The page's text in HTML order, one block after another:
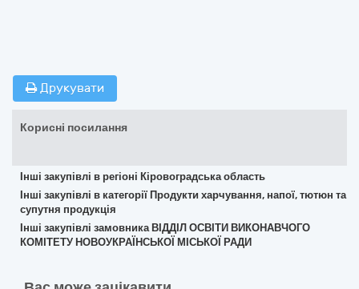
Друкувати
Корисні посилання
Інші закупівлі в регіоні Кіровоградська область
Інші закупівлі в категорії Продукти харчування, напої, тютюн та
супутня продукція
Інші закупівлі замовника ВІДДІЛ ОСВІТИ ВИКОНАВЧОГО
КОМІТЕТУ НОВОУКРАЇНСЬКОЇ МІСЬКОЇ РАДИ